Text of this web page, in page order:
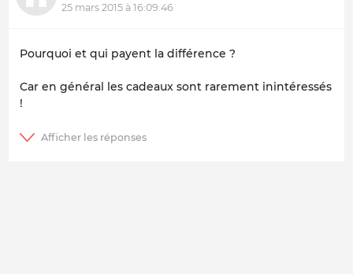
25 mars 2015 à 16:09:46
Pourquoi et qui payent la différence ?
Car en général les cadeaux sont rarement inintéressés
!